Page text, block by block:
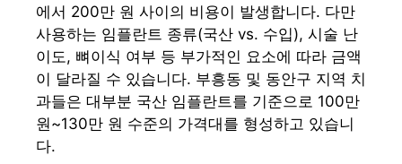
에서 200만 원 사이의 비용이 발생합니다. 다만
사용하는 임플란트 종류(국산 vs. 수입), 시술 난
이도, 뼈이식 여부 등 부가적인 요소에 따라 금액
이 달라질 수 있습니다. 부흥동 및 동안구 지역 치
과들은 대부분 국산 임플란트를 기준으로 100만
원~130만 원 수준의 가격대를 형성하고 있습니
다.